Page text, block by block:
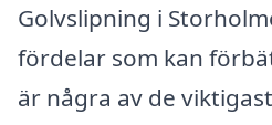
Golvslipning i
fördelar som kan
är några av de